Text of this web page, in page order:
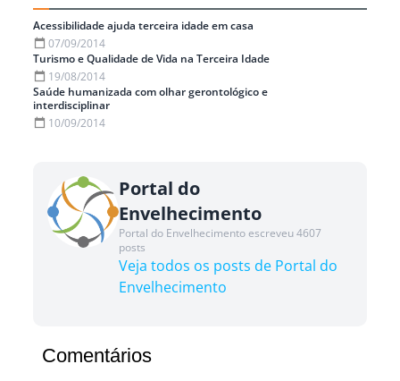
Acessibilidade ajuda terceira idade em casa
07/09/2014
Turismo e Qualidade de Vida na Terceira Idade
19/08/2014
Saúde humanizada com olhar gerontológico e
interdisciplinar
10/09/2014
Portal do
Envelhecimento
Portal do Envelhecimento escreveu 4607
posts
Veja todos os posts de Portal do
Envelhecimento
Comentários